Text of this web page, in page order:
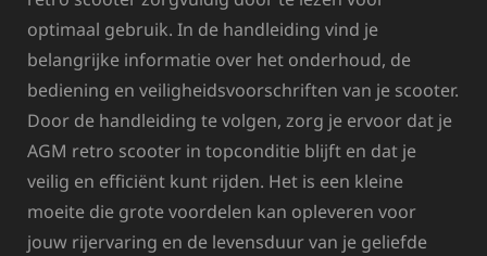
optimaal gebruik. In de handleiding vind je
belangrijke informatie over het onderhoud, de
bediening en veiligheidsvoorschriften van je scooter.
Door de handleiding te volgen, zorg je ervoor dat je
AGM retro scooter in topconditie blijft en dat je
veilig en efficiënt kunt rijden. Het is een kleine
moeite die grote voordelen kan opleveren voor
jouw rijervaring en de levensduur van je geliefde